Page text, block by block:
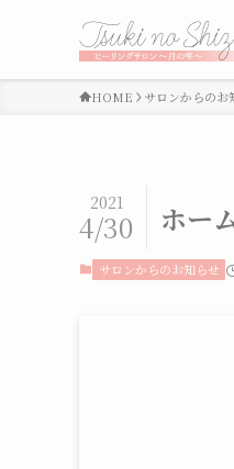
HOME サロンからのお
ホー
2021
4/30
サロンからのお知らせ